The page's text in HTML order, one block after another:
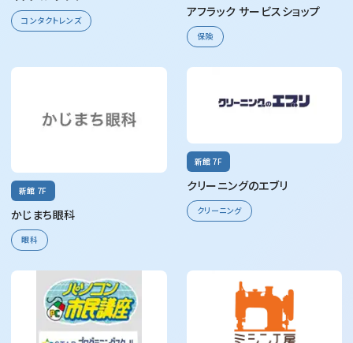
コンタクトレンズ
アフラック サービスショップ
保険
新館 7F
かじまち眼科
眼科
新館 7F
クリーニングのエブリ
クリーニング